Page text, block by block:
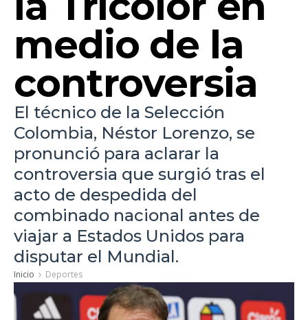
medio de la
controversia
El técnico de la Selección
Colombia, Néstor Lorenzo, se
pronunció para aclarar la
controversia que surgió tras el
acto de despedida del
combinado nacional antes de
viajar a Estados Unidos para
disputar el Mundial.
Inicio Deportes